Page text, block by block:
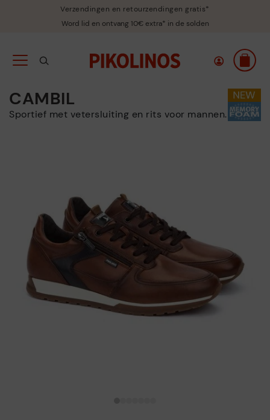
Verzendingen en retourzendingen gratis*
Word lid en ontvang 10€ extra* in de solden
CAMBIL
Sportief met vetersluiting en rits voor mannen.